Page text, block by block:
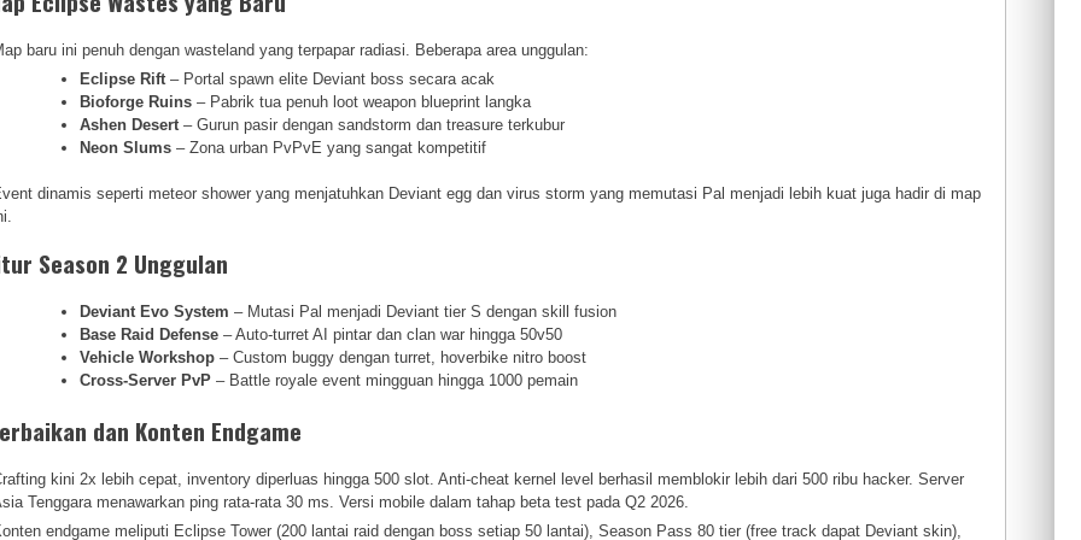
baru ini penuh dengan wasteland yang terpapar radiasi. Beberapa area unggulan:
Eclipse Rift – Portal spawn elite Deviant boss secara acak
Bioforge Ruins – Pabrik tua penuh loot weapon blueprint langka
Ashen Desert – Gurun pasir dengan sandstorm dan treasure terkubur
Neon Slums – Zona urban PvPvE yang sangat kompetitif
dinamis seperti meteor shower yang menjatuhkan Deviant egg dan virus storm yang memutasi Pal menjadi lebih kuat juga hadir di map
Season 2 Unggulan
Deviant Evo System – Mutasi Pal menjadi Deviant tier S dengan skill fusion
Base Raid Defense – Auto-turret AI pintar dan clan war hingga 50v50
Vehicle Workshop – Custom buggy dengan turret, hoverbike nitro boost
Cross-Server PvP – Battle royale event mingguan hingga 1000 pemain
dan Konten Endgame
kini 2x lebih cepat, inventory diperluas hingga 500 slot. Anti-cheat kernel level berhasil memblokir lebih dari 500 ribu hacker. Server
Tenggara menawarkan ping rata-rata 30 ms. Versi mobile dalam tahap beta test pada Q2 2026.
endgame meliputi Eclipse Tower (200 lantai raid dengan boss setiap 50 lantai), Season Pass 80 tier (free track dapat Deviant skin),